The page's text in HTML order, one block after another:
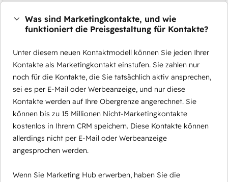
Was sind Marketingkontakte, und wie
funktioniert die Preisgestaltung für Kontakte?
Unter diesem neuen Kontaktmodell können Sie jeden Ihrer
Kontakte als Marketingkontakt einstufen. Sie zahlen nur
noch für die Kontakte, die Sie tatsächlich aktiv ansprechen,
sei es per E-Mail oder Werbeanzeige, und nur diese
Kontakte werden auf Ihre Obergrenze angerechnet. Sie
können bis zu 15 Millionen Nicht-Marketingkontakte
kostenlos in Ihrem CRM speichern. Diese Kontakte können
allerdings nicht per E-Mail oder Werbeanzeige
angesprochen werden.
Wenn Sie Marketing Hub erwerben, haben Sie die